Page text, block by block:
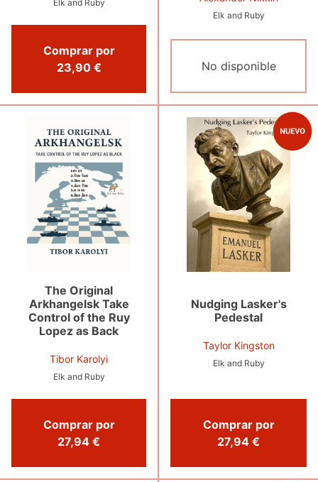
Elk and Ruby
Comprar por
23,90 €
Elk and Ruby
No disponible
The Original
Arkhangelsk Take
Control of the Ruy
Lopez as Back
Tibor Karolyi
Elk and Ruby
Comprar por
27,94 €
Nudging Lasker's
Pedestal
Taylor Kingston
Elk and Ruby
Comprar por
27,94 €